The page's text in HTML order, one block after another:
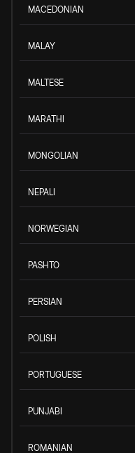
MACEDONIAN
MALAY
MALTESE
MARATHI
MONGOLIAN
NEPALI
NORWEGIAN
PASHTO
PERSIAN
POLISH
PORTUGUESE
PUNJABI
ROMANIAN